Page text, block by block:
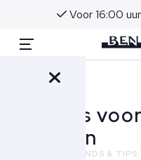
Voor 16:00
Trends
seizoen
TRENDS & TIPS